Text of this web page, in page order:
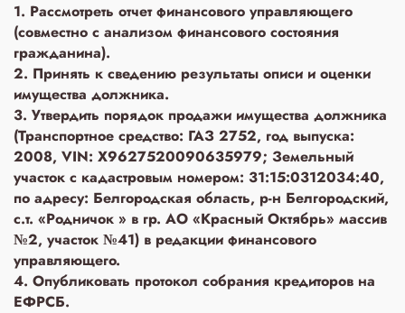
1. Рассмотреть отчет финансового управляющего
(совместно с анализом финансового состояния
гражданина).
2. Принять к сведению результаты описи и оценки
имущества должника.
3. Утвердить порядок продажи имущества должника
(Транспортное средство: ГАЗ 2752, год выпуска:
2008, VIN: X9627520090635979; Земельный
участок с кадастровым номером: 31:15:0312034:40,
по адресу: Белгородская область, р-н Белгородский,
с.т. «Родничок » в гр. АО «Красный Октябрь» массив
№2, участок №41) в редакции финансового
управляющего.
4. Опубликовать протокол собрания кредиторов на
ЕФРСБ.